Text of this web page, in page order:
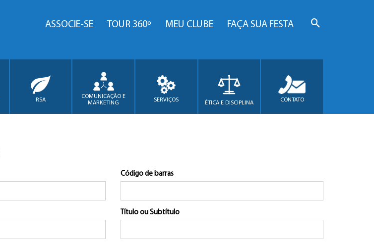
ASSOCIE-SE TOUR 360º MEU CLUBE FAÇA SUA FESTA
RSA
COMUNICAÇÃO E
MARKETING
SERVIÇOS ÉTICA E DISCIPLINA CONTATO
Código de barras
Título ou Subtítulo